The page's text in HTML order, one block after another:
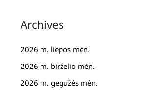
Archives
2026 m. liepos mėn.
2026 m. birželio mėn.
2026 m. gegužės mėn.